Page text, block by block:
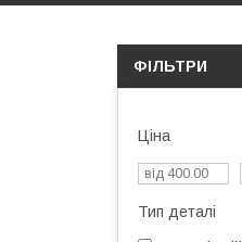
ФІЛЬТРИ
Ціна
Тип деталі